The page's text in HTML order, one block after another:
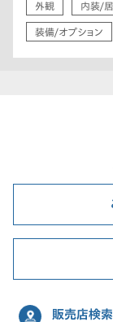
外観 内装/
装備/オプション
販売店検索